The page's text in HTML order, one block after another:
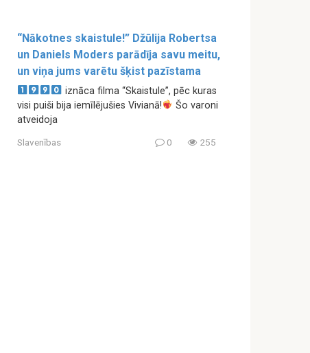
“Nākotnes skaistule!” Džūlija Robertsa
un Daniels Moders parādīja savu meitu,
un viņa jums varētu šķist pazīstama
iznāca filma “Skaistule”, pēc kuras
visi puiši bija iemīlējušies Vivianā!
Šo varoni
atveidoja
Slavenības 0 255